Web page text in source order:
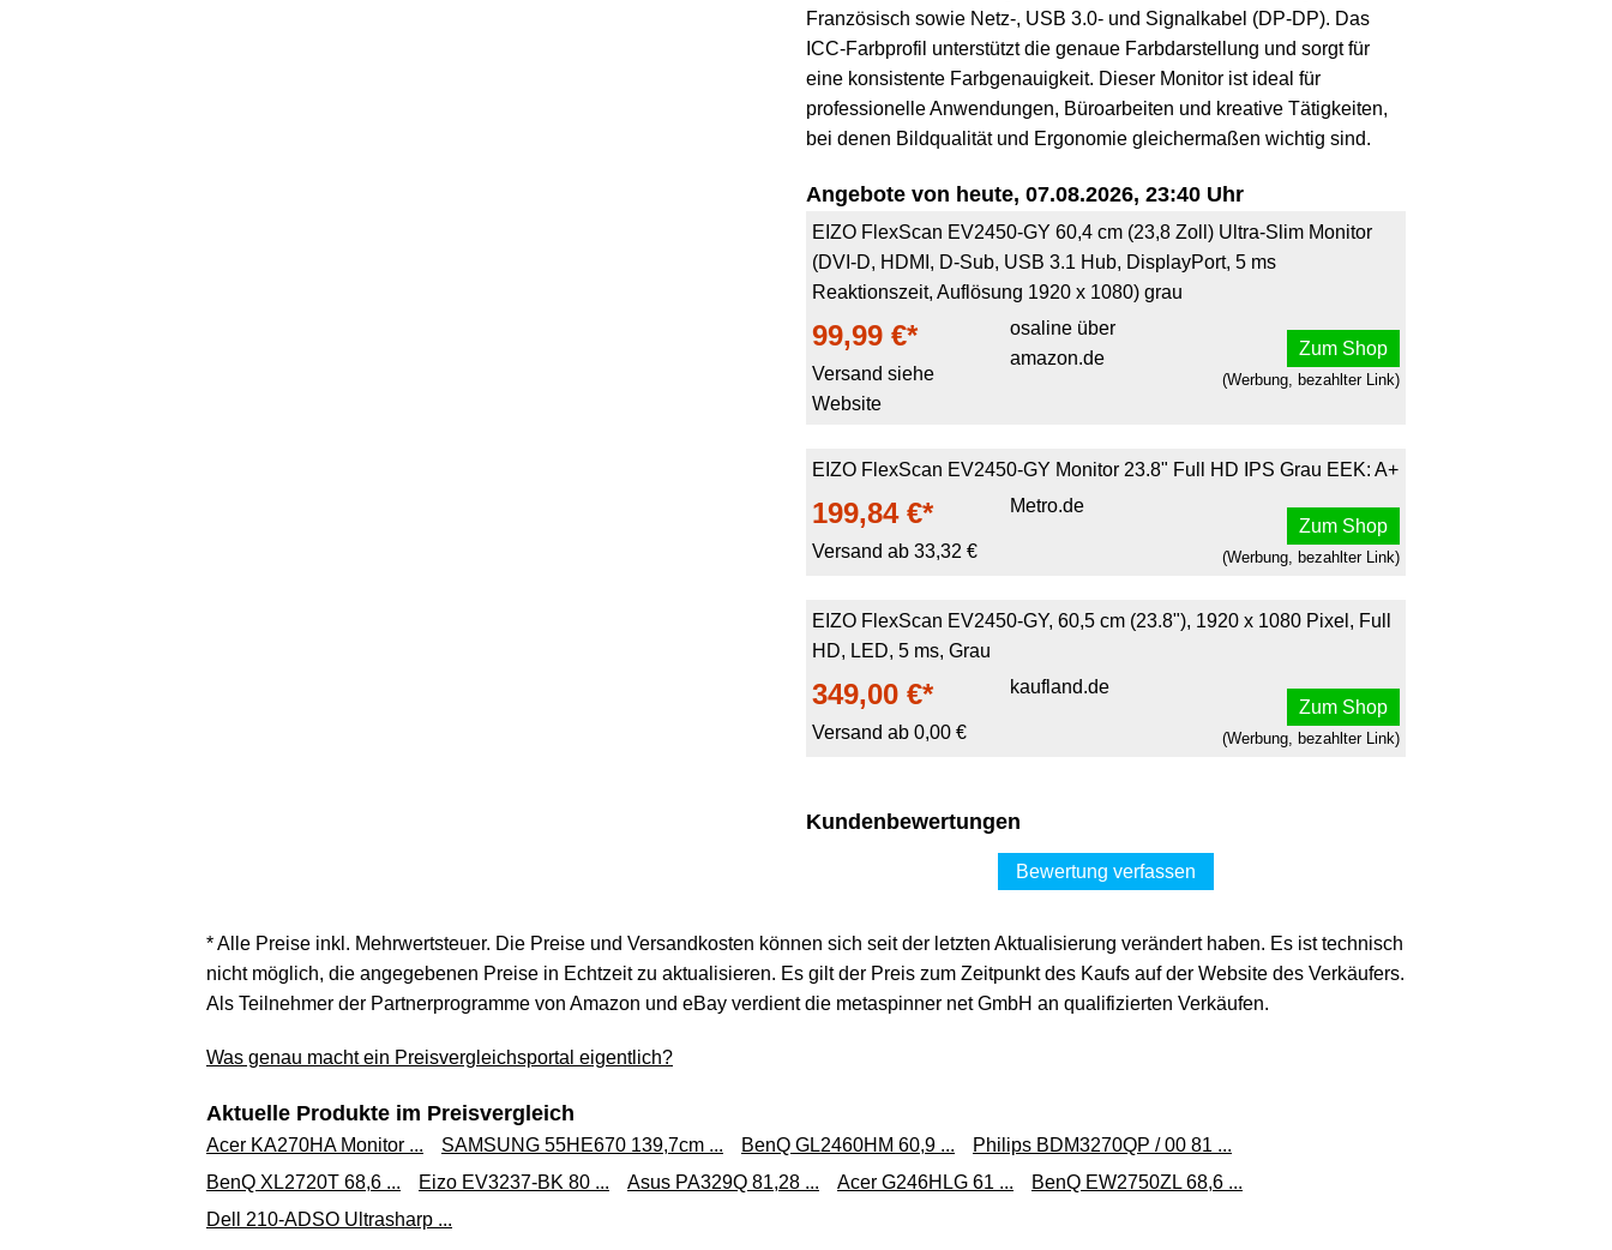
Französisch sowie Netz-, USB 3.0- und Signalkabel (DP-DP). Das
ICC-Farbprofil unterstützt die genaue Farbdarstellung und sorgt für
eine konsistente Farbgenauigkeit. Dieser Monitor ist ideal für
professionelle Anwendungen, Büroarbeiten und kreative Tätigkeiten,
bei denen Bildqualität und Ergonomie gleichermaßen wichtig sind.
Angebote von heute, 07.08.2026, 23:40 Uhr
EIZO FlexScan EV2450-GY 60,4 cm (23,8 Zoll) Ultra-Slim Monitor
(DVI-D, HDMI, D-Sub, USB 3.1 Hub, DisplayPort, 5 ms
Reaktionszeit, Auflösung 1920 x 1080) grau
99,99 €*
Versand siehe
Website
osaline über
amazon.de
Zum Shop
(Werbung, bezahlter Link)
EIZO FlexScan EV2450-GY Monitor 23.8" Full HD IPS Grau EEK: A+
199,84 €*
Versand ab 33,32 €
Metro.de
Zum Shop
(Werbung, bezahlter Link)
EIZO FlexScan EV2450-GY, 60,5 cm (23.8"), 1920 x 1080 Pixel, Full
HD, LED, 5 ms, Grau
349,00 €*
Versand ab 0,00 €
kaufland.de
Zum Shop
(Werbung, bezahlter Link)
Kundenbewertungen
Bewertung verfassen
* Alle Preise inkl. Mehrwertsteuer. Die Preise und Versandkosten können sich seit der letzten Aktualisierung verändert haben. Es ist technisch
nicht möglich, die angegebenen Preise in Echtzeit zu aktualisieren. Es gilt der Preis zum Zeitpunkt des Kaufs auf der Website des Verkäufers.
Als Teilnehmer der Partnerprogramme von Amazon und eBay verdient die metaspinner net GmbH an qualifizierten Verkäufen.
Was genau macht ein Preisvergleichsportal eigentlich?
Aktuelle Produkte im Preisvergleich
Acer KA270HA Monitor ... SAMSUNG 55HE670 139,7cm ... BenQ GL2460HM 60,9 ...
Philips BDM3270QP / 00 81 ...
BenQ XL2720T 68,6 ...
Eizo EV3237-BK 80 ... Asus PA329Q 81,28 ... Acer G246HLG 61 ...
BenQ EW2750ZL 68,6 ...
Dell 210-ADSO Ultrasharp ...